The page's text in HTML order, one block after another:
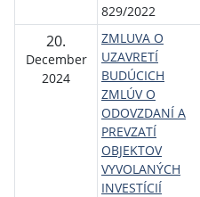
829/2022
20.
December
2024
ZMLUVA O
UZAVRETÍ
BUDÚCICH
ZMLÚV O
ODOVZDANÍ A
PREVZATÍ
OBJEKTOV
VYVOLANÝCH
INVESTÍCIÍ